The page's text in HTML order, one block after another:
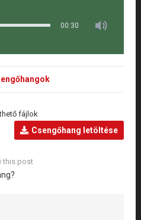
00:30
fájlok
Csengőhang letöltése
this post